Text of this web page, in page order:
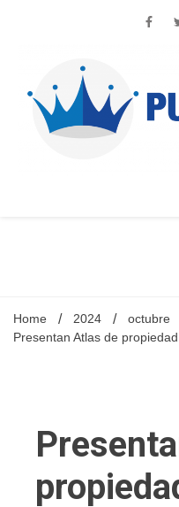
Noticias de actualidad de
Home 2024 octubre
Presentan Atlas de